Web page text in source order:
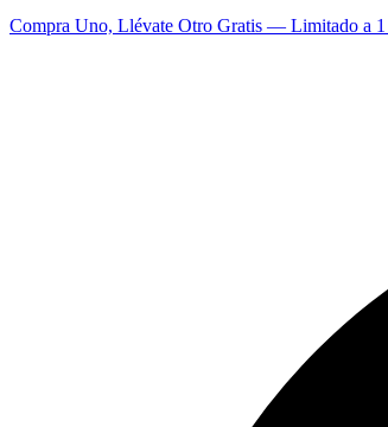
Compra Uno, Llévate Otro Gratis — Limitado a 1